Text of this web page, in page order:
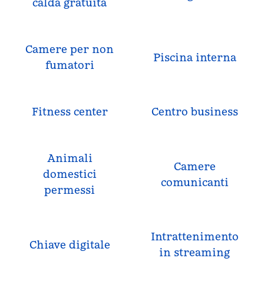
Camere per non
fumatori
Piscina interna
Fitness center Centro business
Animali
domestici
permessi
Camere
comunicanti
Chiave digitale
Intrattenimento
in streaming